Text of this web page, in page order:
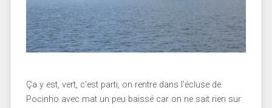
Ça y est, vert, c’est parti, on rentre dans l’écluse de
Pocinho avec mat un peu baissé car on ne sait rien sur